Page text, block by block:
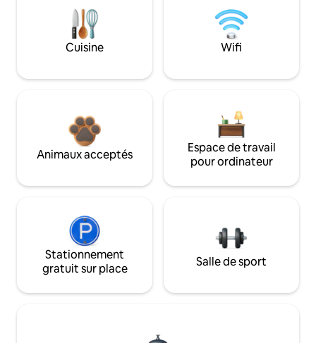
Cuisine Wifi
Animaux acceptés
Espace de travail
pour ordinateur
Stationnement
gratuit sur place
Salle de sport